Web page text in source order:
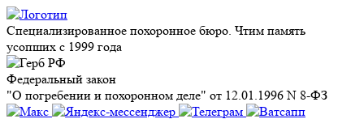
Специализированное похоронное бюро. Чтим память
усопших с 1999 года
Федеральный закон
"О погребении и похоронном деле" от 12.01.1996 N 8-ФЗ